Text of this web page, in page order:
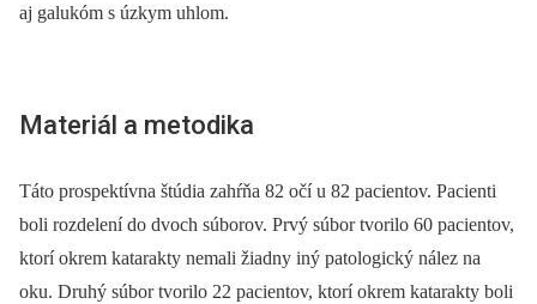
aj galukóm s úzkym uhlom.
Materiál a metodika
Táto prospektívna štúdia zahŕňa 82 očí u 82 pacientov. Pacienti
boli rozdelení do dvoch súborov. Prvý súbor tvorilo 60 pacientov,
ktorí okrem katarakty nemali žiadny iný patologický nález na
oku. Druhý súbor tvorilo 22 pacientov, ktorí okrem katarakty boli